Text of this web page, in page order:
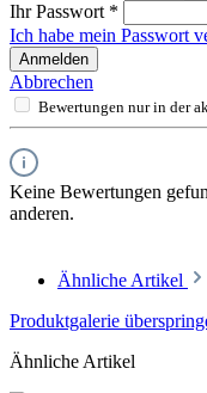
Ihr Passwort *
Ich habe mein Passwort
Anmelden
Abbrechen
Bewertungen nur in der
Keine Bewertungen
anderen.
Ähnliche Artikel
Produktgalerie
Ähnliche Artikel